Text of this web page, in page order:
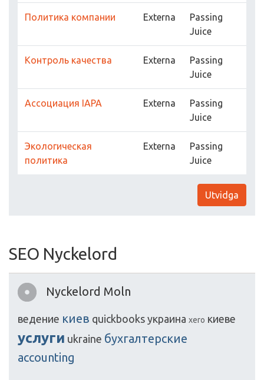
Политика компании Externa
Passing
Juice
Контроль качества Externa
Passing
Juice
Ассоциация IAPA Externa
Passing
Juice
Экологическая
политика
Externa
Passing
Juice
Utvidga
SEO Nyckelord
Nyckelord Moln
ведение киев quickbooks украина xero киеве
услуги ukraine бухгалтерские
accounting